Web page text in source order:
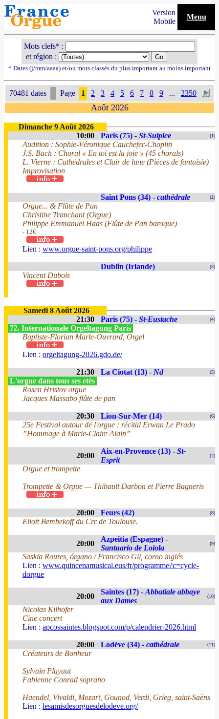
Version
Mobile
Menu
Mots clefs* :
et région :
* Dates (j/mm/aaaa) et/ou mots classés du plus important au moins important
70481 dates Page 1 2 3 4 5 6 7 8 9 ... 2350
Août 2026
Dimanche 9 Août 2026
10:00
Paris (75) - St-Sulpice (1)
Audition : Sophie-Véronique Cauchefer-Choplin
J.S. Bach : Choral « En toi est la joie » (45 chorals)
L. Vierne : Cathédrales et Clair de lune (Pièces de fantaisie)
Improvisation
Saint Pons (34) - cathédrale (2)
Orgue... & Flûte de Pan
Christine Tranchant (Orgue)
Philippe Emmanuel Haas (Flûte de Pan baroque)
- 12€
Lien : www.orgue-saint-pons.org/philippe
Dublin (Irlande) (3)
Vincent Dubois
Samedi 8 Août 2026
21:30
Paris (75) - St-Eustache (4)
72. Internationale Orgeltagung Paris
Baptiste-Florian Marle-Ouvrard, Orgel
Lien : orgeltagung-2026.gdo.de/
21:30 La Ciotat (13) - Nd (5)
L'orgue dans tous ses etés
Rosen Hristov orgue
Jacques Massabo flûte de pan
20:30 Lion-Sur-Mer (14) (6)
25e Festival autour de l'orgue : récital Erwan Le Prado
”Hommage à Marie-Claire Alain”
20:00
Aix-en-Provence (13) - St-
Esprit
(7)
Orgue et trompette
Trompette & Orgue — Thibault Darbon et Pierre Bagneris
20:00 Feurs (42) (8)
Eliott Bembekoff du Crr de Toulouse.
20:00
Azpeitia (Espagne) -
Santuario de Loiola
(9)
Saskia Roures, órgano / Francisco Gil, corno inglés
Lien : www.quincenamusical.eus/fr/programme?c=cycle-
dorgue
20:00
Saintes (17) - Abbatiale abbaye
aux Dames
(10)
Nicolas Kilhofer
Cine concert
Lien : apcossaintes.blogspot.com/p/calendrier-2026.html
20:00 Lodève (34) - cathédrale (11)
Créateurs de Bonheur
Sylvain Pluyaut
Fabienne Conrad soprano
Haendel, Vivaldi, Mozart, Gounod, Verdi, Grieg, saint-Saëns
Lien : lesamisdesorguesdelodeve.org/